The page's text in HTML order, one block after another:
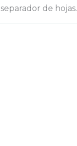
de hojas.